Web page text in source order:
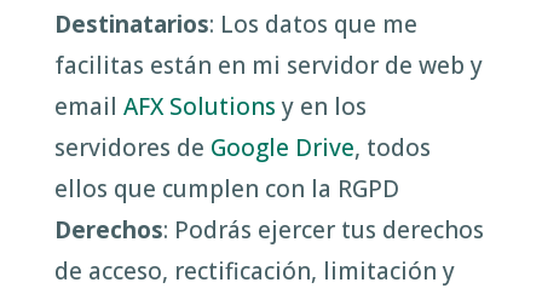
Destinatarios: Los datos que me
facilitas están en mi servidor de web y
email AFX Solutions y en los
servidores de Google Drive, todos
ellos que cumplen con la RGPD
Derechos: Podrás ejercer tus derechos
de acceso, rectificación, limitación y